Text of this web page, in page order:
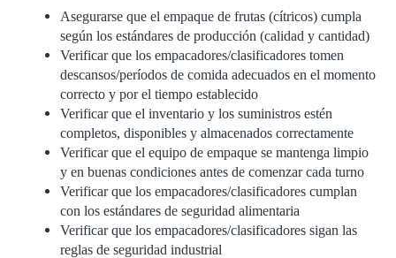
Asegurarse que el empaque de frutas (cítricos) cumpla
según los estándares de producción (calidad y cantidad)
Verificar que los empacadores/clasificadores tomen
descansos/períodos de comida adecuados en el momento
correcto y por el tiempo establecido
Verificar que el inventario y los suministros estén
completos, disponibles y almacenados correctamente
Verificar que el equipo de empaque se mantenga limpio
y en buenas condiciones antes de comenzar cada turno
Verificar que los empacadores/clasificadores cumplan
con los estándares de seguridad alimentaria
Verificar que los empacadores/clasificadores sigan las
reglas de seguridad industrial